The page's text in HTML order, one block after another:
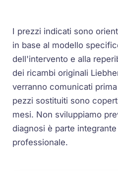
I prezzi indicati sono
in base al modello
dell'intervento e alla
dei ricambi originali
verranno comunicati
pezzi sostituiti sono
mesi. Non sviluppiamo
diagnosi è parte
professionale.